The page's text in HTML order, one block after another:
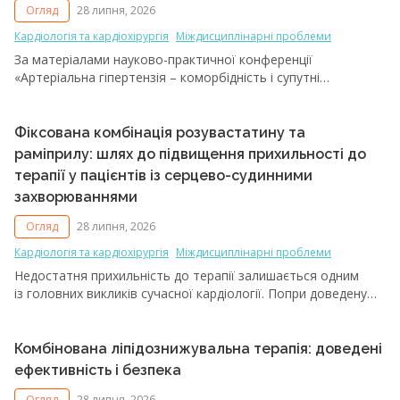
більш низькою якістю препарату або нижчими стандартами
виробництва, хоча прямо в ролику цього не озвучують.
Огляд
28 липня, 2026
Кардіологія та кардіохірургія Міждисциплінарні проблеми
За матеріалами науково-практичної конференції
«Артеріальна гіпертензія – коморбідність і супутні
Фіксована комбінація розувастатину та
раміприлу: шлях до підвищення прихильності до
терапії у пацієнтів із серцево-судинними
захворюваннями
Огляд
28 липня, 2026
Кардіологія та кардіохірургія Міждисциплінарні проблеми
Недостатня прихильність до терапії залишається одним
із головних викликів сучасної кардіології. Попри доведену
першого року після його початку, що асоційовано
із підвищенням ризику серцево-судинних (СС) подій
і смертності. Які чинники впливають на прихильність
Комбінована ліпідознижувальна терапія: доведені
ефективність і безпека